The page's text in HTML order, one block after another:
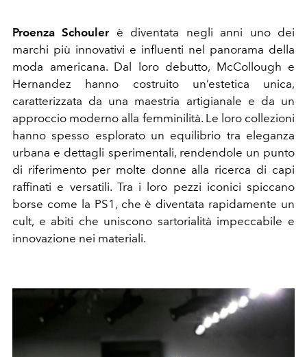
Proenza Schoulerè diventata negli anni uno dei
marchi più innovativi e influenti nel panorama della
moda americana. Dal loro debutto, McCollough e
Hernandez hanno costruito un’estetica unica,
caratterizzata da una maestria artigianale e da un
approccio moderno alla femminilità. Le loro collezioni
hanno spesso esplorato un equilibrio tra eleganza
urbana e dettagli sperimentali, rendendole un punto
di riferimento per molte donne alla ricerca di capi
raffinati e versatili. Tra i loro pezzi iconici spiccano
borse come la PS1, che è diventata rapidamente un
cult, e abiti che uniscono sartorialità impeccabile e
innovazione nei materiali.